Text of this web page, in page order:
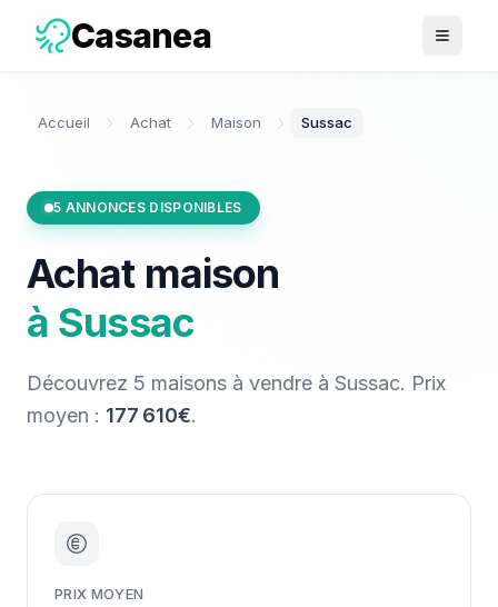
Casanea Ouvrir
Accueil Achat Maison Sussac
5 ANNONCES DISPONIBLES
Achat maison
à Sussac
Découvrez 5 maisons à vendre à Sussac. Prix
moyen : 177 610€.
PRIX MOYEN